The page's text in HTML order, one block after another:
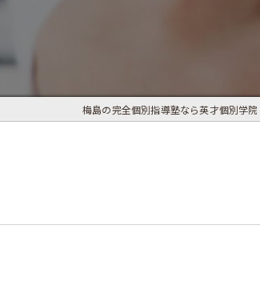
梅島の完全個別指導塾なら英才個別学